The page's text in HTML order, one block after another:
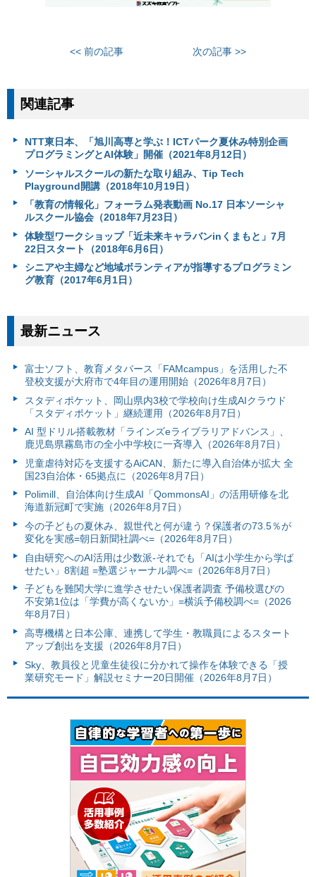
<< 前の記事 次の記事 >>
関連記事
NTT東日本、「旭川高専と学ぶ！ICTパーク夏休み特別企画
プログラミングとAI体験」開催（2021年8月12日）
ソーシャルスクールの新たな取り組み、Tip Tech
Playground開講（2018年10月19日）
「教育の情報化」フォーラム発表動画 No.17 日本ソーシャ
ルスクール協会（2018年7月23日）
体験型ワークショップ「近未来キャラバンinくまもと」7月
22日スタート（2018年6月6日）
シニアや主婦など地域ボランティアが指導するプログラミン
グ教育（2017年6月1日）
最新ニュース
富⼠ソフト、教育メタバース「FAMcampus」を活用した不
登校支援が大府市で4年目の運用開始（2026年8月7日）
スタディポケット、岡山県内3校で学校向け生成AIクラウド
「スタディポケット」継続運用（2026年8月7日）
AI 型ドリル搭載教材「ラインズeライブラリアドバンス」、
鹿児島県霧島市の全小中学校に一斉導入（2026年8月7日）
児童虐待対応を支援するAiCAN、新たに導入自治体が拡大 全
国23自治体・65拠点に（2026年8月7日）
Polimill、自治体向け生成AI「QommonsAI」の活用研修を北
海道新冠町で実施（2026年8月7日）
今の子どもの夏休み、親世代と何が違う？保護者の73.5％が
変化を実感=朝日新聞社調べ=（2026年8月7日）
自由研究へのAI活用は少数派-それでも「AIは小学生から学ば
せたい」8割超 =塾選ジャーナル調べ=（2026年8月7日）
子どもを難関大学に進学させたい保護者調査 予備校選びの
不安第1位は「学費が高くないか」=横浜予備校調べ=（2026
年8月7日）
高専機構と日本公庫、連携して学生・教職員によるスタート
アップ創出を支援（2026年8月7日）
Sky、教員役と児童生徒役に分かれて操作を体験できる「授
業研究モード」解説セミナー20日開催（2026年8月7日）